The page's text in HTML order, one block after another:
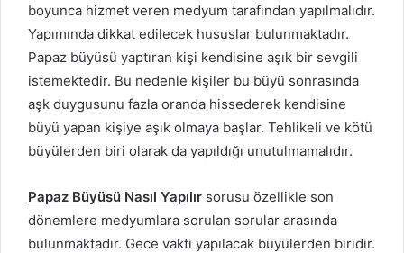
boyunca hizmet veren medyum tarafından yapılmalıdır.
Yapımında dikkat edilecek hususlar bulunmaktadır.
Papaz büyüsü yaptıran kişi kendisine aşık bir sevgili
istemektedir. Bu nedenle kişiler bu büyü sonrasında
aşk duygusunu fazla oranda hissederek kendisine
büyü yapan kişiye aşık olmaya başlar. Tehlikeli ve kötü
büyülerden biri olarak da yapıldığı unutulmamalıdır.
Papaz Büyüsü Nasıl Yapılır sorusu özellikle son
dönemlere medyumlara sorulan sorular arasında
bulunmaktadır. Gece vakti yapılacak büyülerden biridir.